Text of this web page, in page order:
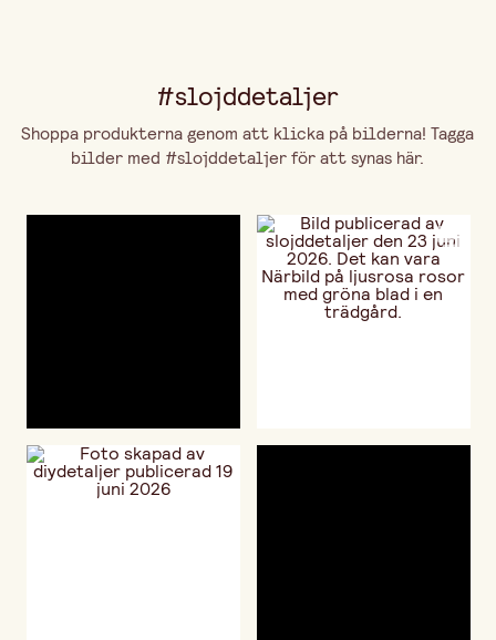
#slojddetaljer
Shoppa produkterna genom att klicka på bilderna! Tagga
bilder med #slojddetaljer för att synas här.